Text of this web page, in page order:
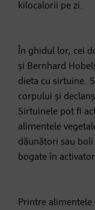
kilocalorii pe zi.
În ghidul lor, cei
și Bernhard
dieta cu sirtuine.
corpului și
Sirtuinele pot fi
alimentele
dăunători sau
bogate în
Printre alimentele